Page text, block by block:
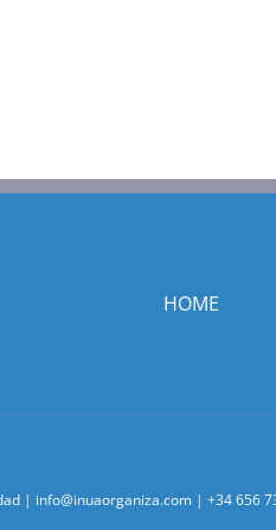
HOME
| info@inuaorganiza.com| +34 656